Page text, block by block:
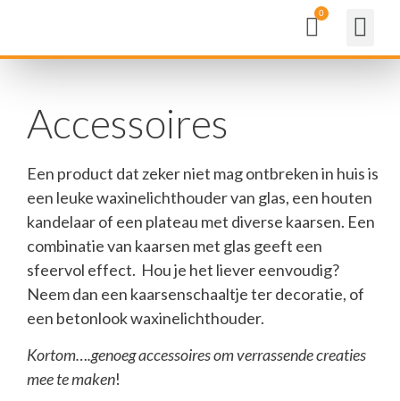
Accessoires
Een product dat zeker niet mag ontbreken in huis is
een leuke waxinelichthouder van glas, een houten
kandelaar of een plateau met diverse kaarsen. Een
combinatie van kaarsen met glas geeft een
sfeervol effect. Hou je het liever eenvoudig?
Neem dan een kaarsenschaaltje ter decoratie, of
een betonlook waxinelichthouder.
Kortom….genoeg accessoires om verrassende creaties
mee te maken!